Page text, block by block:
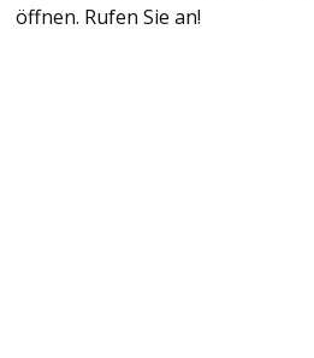
öffnen. Rufen Sie an!